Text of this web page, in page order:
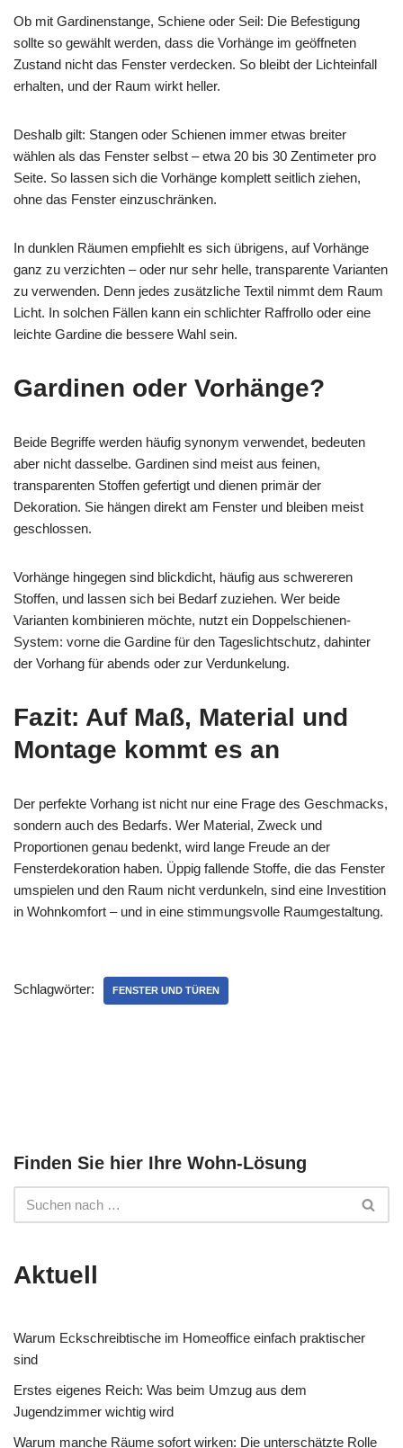
Ob mit Gardinenstange, Schiene oder Seil: Die Befestigung
sollte so gewählt werden, dass die Vorhänge im geöffneten
Zustand nicht das Fenster verdecken. So bleibt der Lichteinfall
erhalten, und der Raum wirkt heller.
Deshalb gilt: Stangen oder Schienen immer etwas breiter
wählen als das Fenster selbst – etwa 20 bis 30 Zentimeter pro
Seite. So lassen sich die Vorhänge komplett seitlich ziehen,
ohne das Fenster einzuschränken.
In dunklen Räumen empfiehlt es sich übrigens, auf Vorhänge
ganz zu verzichten – oder nur sehr helle, transparente Varianten
zu verwenden. Denn jedes zusätzliche Textil nimmt dem Raum
Licht. In solchen Fällen kann ein schlichter Raffrollo oder eine
leichte Gardine die bessere Wahl sein.
Gardinen oder Vorhänge?
Beide Begriffe werden häufig synonym verwendet, bedeuten
aber nicht dasselbe. Gardinen sind meist aus feinen,
transparenten Stoffen gefertigt und dienen primär der
Dekoration. Sie hängen direkt am Fenster und bleiben meist
geschlossen.
Vorhänge hingegen sind blickdicht, häufig aus schwereren
Stoffen, und lassen sich bei Bedarf zuziehen. Wer beide
Varianten kombinieren möchte, nutzt ein Doppelschienen-
System: vorne die Gardine für den Tageslichtschutz, dahinter
der Vorhang für abends oder zur Verdunkelung.
Fazit: Auf Maß, Material und
Montage kommt es an
Der perfekte Vorhang ist nicht nur eine Frage des Geschmacks,
sondern auch des Bedarfs. Wer Material, Zweck und
Proportionen genau bedenkt, wird lange Freude an der
Fensterdekoration haben. Üppig fallende Stoffe, die das Fenster
umspielen und den Raum nicht verdunkeln, sind eine Investition
in Wohnkomfort – und in eine stimmungsvolle Raumgestaltung.
Schlagwörter: FENSTER UND TÜREN
Finden Sie hier Ihre Wohn-Lösung
Aktuell
Warum Eckschreibtische im Homeoffice einfach praktischer
sind
Erstes eigenes Reich: Was beim Umzug aus dem
Jugendzimmer wichtig wird
Warum manche Räume sofort wirken: Die unterschätzte Rolle